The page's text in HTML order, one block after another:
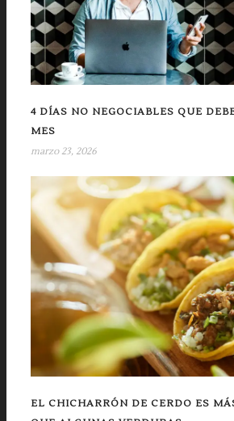
4 DÍAS NO NEGOCIABLES QUE
MES
marzo 23, 2026
EL CHICHARRÓN DE CERDO ES